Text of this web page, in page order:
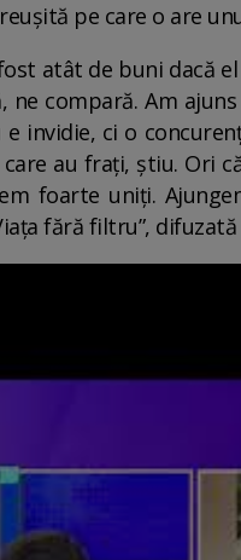
pe care o are
atât de buni dacă
ne compară. Am
invidie, ci o
care au frați, știu. Ori
foarte uniți.
fără filtru”,